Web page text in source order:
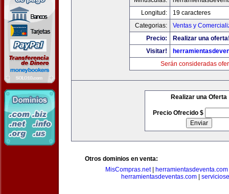
Longitud:
19 caracteres
Categorias:
Ventas y
Precio:
Realizar una
Visitar!
Serán consideradas
Realizar una Oferta
Precio Ofrecido $
Otros dominios en venta:
MisCompras.net| herramientasdeventa.com
herramientasdeventas.com|